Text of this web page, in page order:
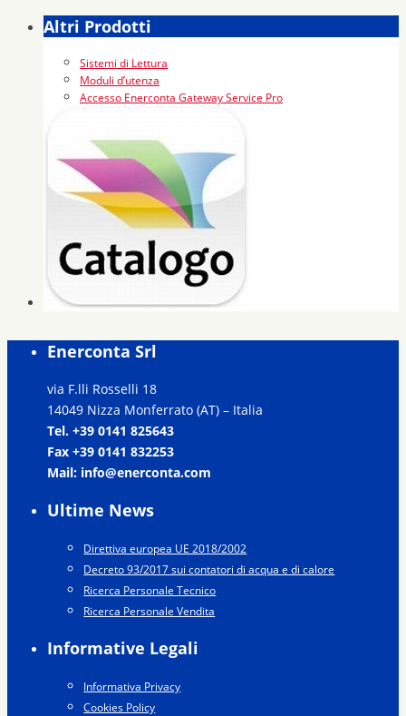
Altri Prodotti
Sistemi di Lettura
Moduli d’utenza
Accesso Enerconta Gateway Service Pro
Enerconta Srl
via F.lli Rosselli 18
14049 Nizza Monferrato (AT) – Italia
Tel. +39 0141 825643
Fax +39 0141 832253
Mail: info@enerconta.com
Ultime News
Direttiva europea UE 2018/2002
Decreto 93/2017 sui contatori di acqua e di calore
Ricerca Personale Tecnico
Ricerca Personale Vendita
Informative Legali
Informativa Privacy
Cookies Policy